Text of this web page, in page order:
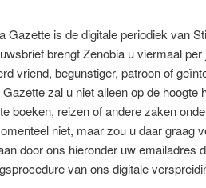
Gazette is de digitale periodiek van
brengt Zenobia u viermaal
vriend, begunstiger, patroon of
zal u niet alleen op de
boeken, reizen of andere zaken
niet, maar zou u daar graag
door ons hieronder uw emailadres
van ons digitale